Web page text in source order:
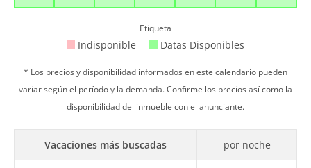
Etiqueta
Indisponible Datas Disponibles
* Los precios y disponibilidad informados en este calendario pueden
variar según el período y la demanda. Confirme los precios así como la
disponibilidad del inmueble con el anunciante.
Vacaciones más buscadas por noche